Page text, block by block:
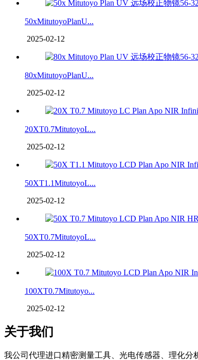
50xMitutoyoPlanU...
2025-02-12
80xMitutoyoPlanU...
2025-02-12
20XT0.7MitutoyoL...
2025-02-12
50XT1.1MitutoyoL...
2025-02-12
50XT0.7MitutoyoL...
2025-02-12
100XT0.7Mitutoyo...
2025-02-12
关于我们
我公司代理进口精密测量工具、光电传感器、理化